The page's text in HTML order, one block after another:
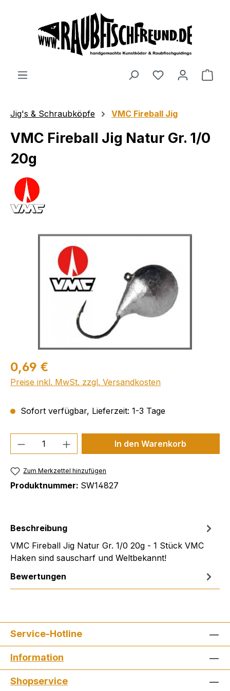
Jig's & Schraubköpfe VMC Fireball Jig
VMC Fireball Jig Natur Gr. 1/0
20g
Bildergalerie überspringen
0,69 €
Preise inkl. MwSt. zzgl. Versandkosten
Sofort verfügbar, Lieferzeit: 1-3 Tage
Produkt Anzahl: Gib denIn den Warenkorb
Zum Merkzettel hinzufügen
Produktnummer: SW14827
Beschreibung
VMC Fireball Jig Natur Gr. 1/0 20g - 1 Stück VMC
Haken sind sauscharf und Weltbekannt!
Bewertungen
Service-Hotline
Information
Shopservice